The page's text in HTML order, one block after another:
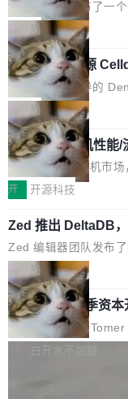
型系统的学术体操，是
章从一个简单的例子切
设置，如果用布尔值
ean 表示是否可切换
色方案、深色方案——
合。方案缺了、配置
哪些组合有效，作者说
者部落知识"。 换个写
变体：Switchable...
Cloudflare 发布了一
S。如果你只看官方博
个"AI 知识库 + 聊天
做，没什么新鲜的。
r 上把事情说清楚了：
re OS，一个带连接器
有科技公司做的一样。
样。这是
那个创业公司。不同
lare Workers 上——我
——并且深度集成了 AI
计划的顶峰。 十年前
局
Deno 团队开源
布式 Durable
Ryan Dahl 领导的
目 Celld，一个能在自
Workers 和 Durable
计思路很直接：每个对
数据库，按名称寻址，
存储库里。节点之间
个小型数据库，应用天
库的竞争和爆炸半径问
了。 闲置的 cell 会休
l 迁移或唤醒时，新宿
库继续执行。存储库
局
鲁大师7月新机性能
性能、流畅双第一
新折叠缺席
2026年7月的手机市
增，手机厂商的日子也
高价的三星折叠（三
Fold8 / Z Flip8）外，
例如iQOO Z11i、
te 17 Pro、OPPO
样的次旗舰。 Galaxy
Z Flip8三款折叠屏新
部搭载骁龙8 Elite
开 开源科技
Zed 推出 DeltaDB
之间所有操作的版本
Zed 编辑器团队发布
个在 git commit 之间
本控制系统。目前处
ltaDB 的核心思路直接
眼的位置：「
mits」——软件是在
局
SpaceXAI 单季资本
根据风险投资人
析）披露的最新分析
白开水不加糖